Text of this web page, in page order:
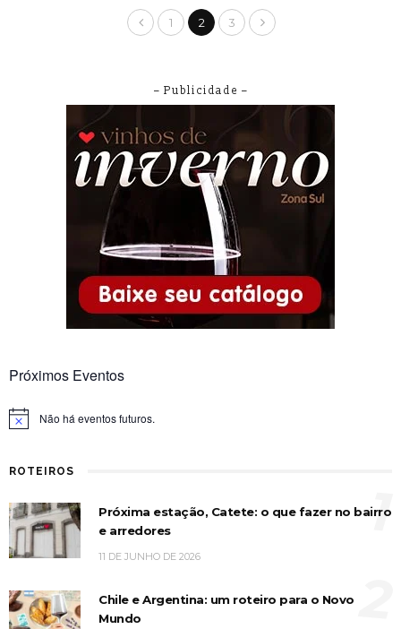
1 2 3
– Publicidade –
Próximos Eventos
Notice Não há eventos futuros.
ROTEIROS
Próxima estação, Catete: o que fazer no bairro
e arredores
11 DE JUNHO DE 2026
1
Chile e Argentina: um roteiro para o Novo
Mundo